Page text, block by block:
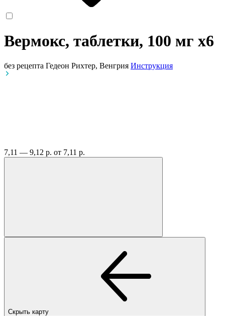
Вермокс, таблетки, 100 мг x6
без рецепта Гедеон Рихтер, Венгрия Инструкция
7,11 — 9,12 р. от 7,11 р.
Скрыть карту